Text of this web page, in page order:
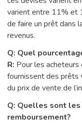
varient entre 11% et
de faire un prêt dans
revenus.
Q: Quel
R: Pour les
fournissent des
du prix de vente de
Q: Quelles sont
remboursement?